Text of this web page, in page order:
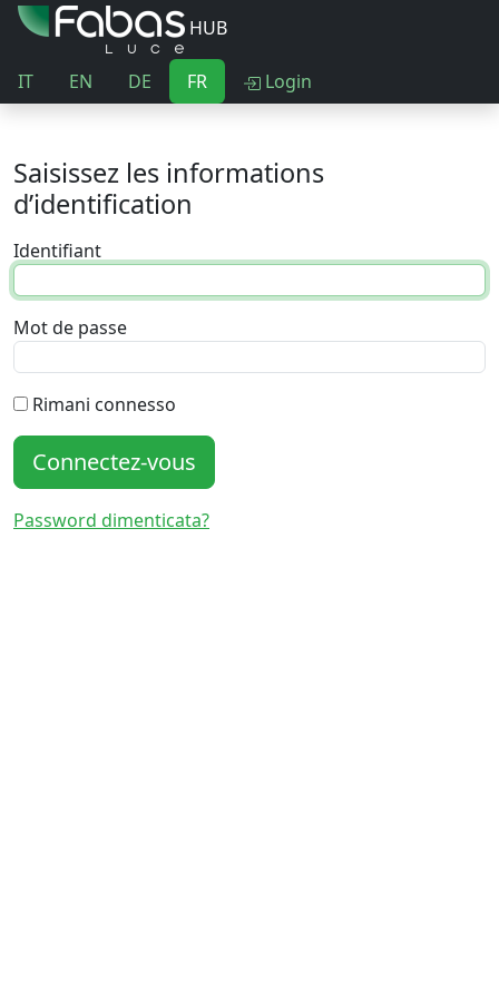
HUB
IT EN DE FR Login
Saisissez les informations
d’identification
Identifiant
Mot de passe
Rimani connesso
Connectez-vous
Password dimenticata?